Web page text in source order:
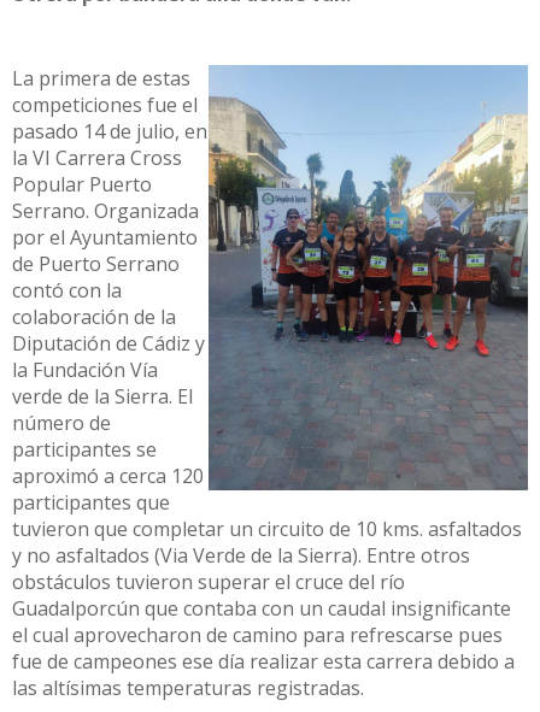
La primera de estas
competiciones fue el
pasado 14 de julio, en
la VI Carrera Cross
Popular Puerto
Serrano. Organizada
por el Ayuntamiento
de Puerto Serrano
contó con la
colaboración de la
Diputación de Cádiz y
la Fundación Vía
verde de la Sierra. El
número de
participantes se
aproximó a cerca 120
participantes que
tuvieron que completar un circuito de 10 kms. asfaltados
y no asfaltados (Via Verde de la Sierra). Entre otros
obstáculos tuvieron superar el cruce del río
Guadalporcún que contaba con un caudal insignificante
el cual aprovecharon de camino para refrescarse pues
fue de campeones ese día realizar esta carrera debido a
las altísimas temperaturas registradas.